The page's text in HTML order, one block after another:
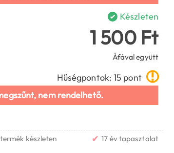
Készleten
1 500 Ft
Áfával együtt
Hűségpontok: 15 pont
nem rendelhető.
készleten ✔ 17 év tapasztalat